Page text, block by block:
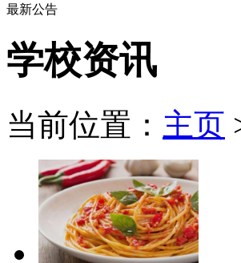
最新公告
学校资讯
当前位置： 主页